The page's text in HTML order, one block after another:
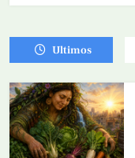
Ultimos